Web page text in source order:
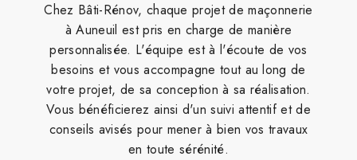
Chez Bâti-Rénov, chaque projet de maçonnerie
à Auneuil est pris en charge de manière
personnalisée. L'équipe est à l'écoute de vos
besoins et vous accompagne tout au long de
votre projet, de sa conception à sa réalisation.
Vous bénéficierez ainsi d'un suivi attentif et de
conseils avisés pour mener à bien vos travaux
en toute sérénité.